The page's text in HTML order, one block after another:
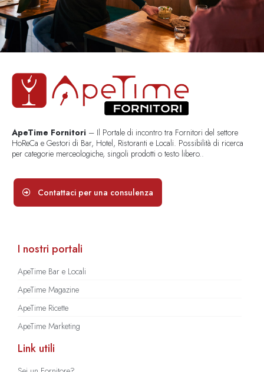
ApeTime Fornitori – Il Portale di incontro tra Fornitori del settore
HoReCa e Gestori di Bar, Hotel, Ristoranti e Locali. Possibilità di ricerca
per categorie merceologiche, singoli prodotti o testo libero..
Contattaci per una consulenza
I nostri portali
ApeTime Bar e Locali
ApeTime Magazine
ApeTime Ricette
ApeTime Marketing
Link utili